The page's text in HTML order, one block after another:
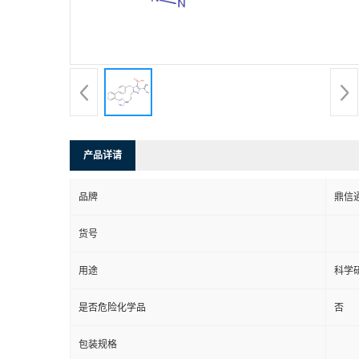
产品详请
品牌 鼎信
货号
用途 科学
是否危险化学品 否
包装规格